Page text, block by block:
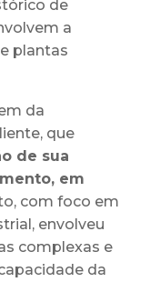
de
a
plantas
da
que
de sua
em
com foco em
envolveu
complexas e
da